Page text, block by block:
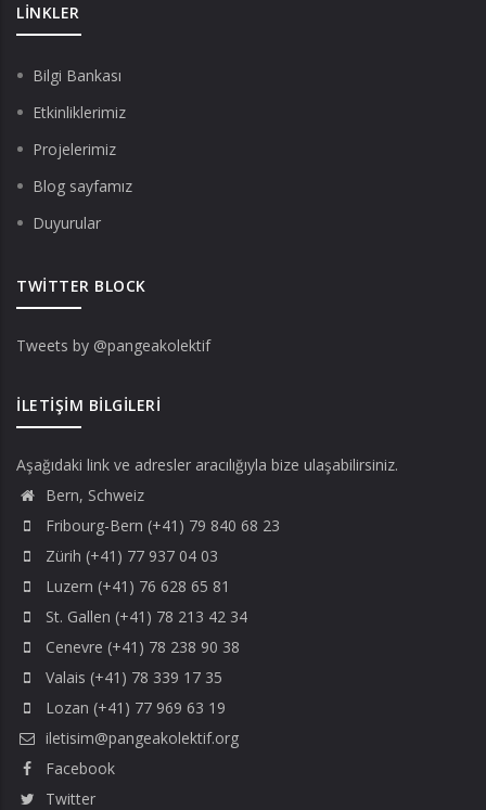
LINKLER
Bilgi Bankası
Etkinliklerimiz
Projelerimiz
Blog sayfamız
Duyurular
TWITTER BLOCK
Tweets by @pangeakolektif
İLETIŞIM BILGILERI
Aşağıdaki link ve adresler aracılığıyla bize ulaşabilirsiniz.
Bern, Schweiz
Fribourg-Bern (+41) 79 840 68 23
Zürih (+41) 77 937 04 03
Luzern (+41) 76 628 65 81
St. Gallen (+41) 78 213 42 34
Cenevre (+41) 78 238 90 38
Valais (+41) 78 339 17 35
Lozan (+41) 77 969 63 19
iletisim@pangeakolektif.org
Facebook
Twitter